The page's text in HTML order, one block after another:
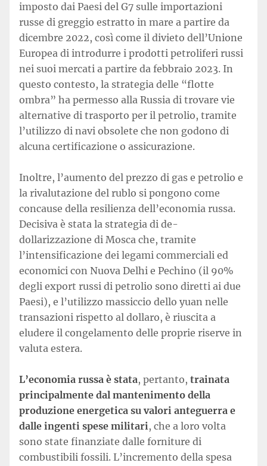
imposto dai Paesi del G7 sulle importazioni
russe di greggio estratto in mare a partire da
dicembre 2022, così come il divieto dell’Unione
Europea di introdurre i prodotti petroliferi russi
nei suoi mercati a partire da febbraio 2023. In
questo contesto, la strategia delle “flotte
ombra” ha permesso alla Russia di trovare vie
alternative di trasporto per il petrolio, tramite
l’utilizzo di navi obsolete che non godono di
alcuna certificazione o assicurazione.
Inoltre, l’aumento del prezzo di gas e petrolio e
la rivalutazione del rublo si pongono come
concause della resilienza dell’economia russa.
Decisiva è stata la strategia di de-
dollarizzazione di Mosca che, tramite
l’intensificazione dei legami commerciali ed
economici con Nuova Delhi e Pechino (il 90%
degli export russi di petrolio sono diretti ai due
Paesi), e l’utilizzo massiccio dello yuan nelle
transazioni rispetto al dollaro, è riuscita a
eludere il congelamento delle proprie riserve in
valuta estera.
L’economia russa è stata, pertanto, trainata
principalmente dal mantenimento della
produzione energetica su valori anteguerra e
dalle ingenti spese militari, che a loro volta
sono state finanziate dalle forniture di
combustibili fossili. L’incremento della spesa